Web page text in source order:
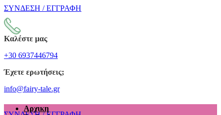
ΣΥΝΔΕΣΗ / ΕΓΓΡΑΦΗ
Καλέστε μας
+30 6937446794
Έχετε ερωτήσεις;
info@fairy-tale.gr
Αρχικη